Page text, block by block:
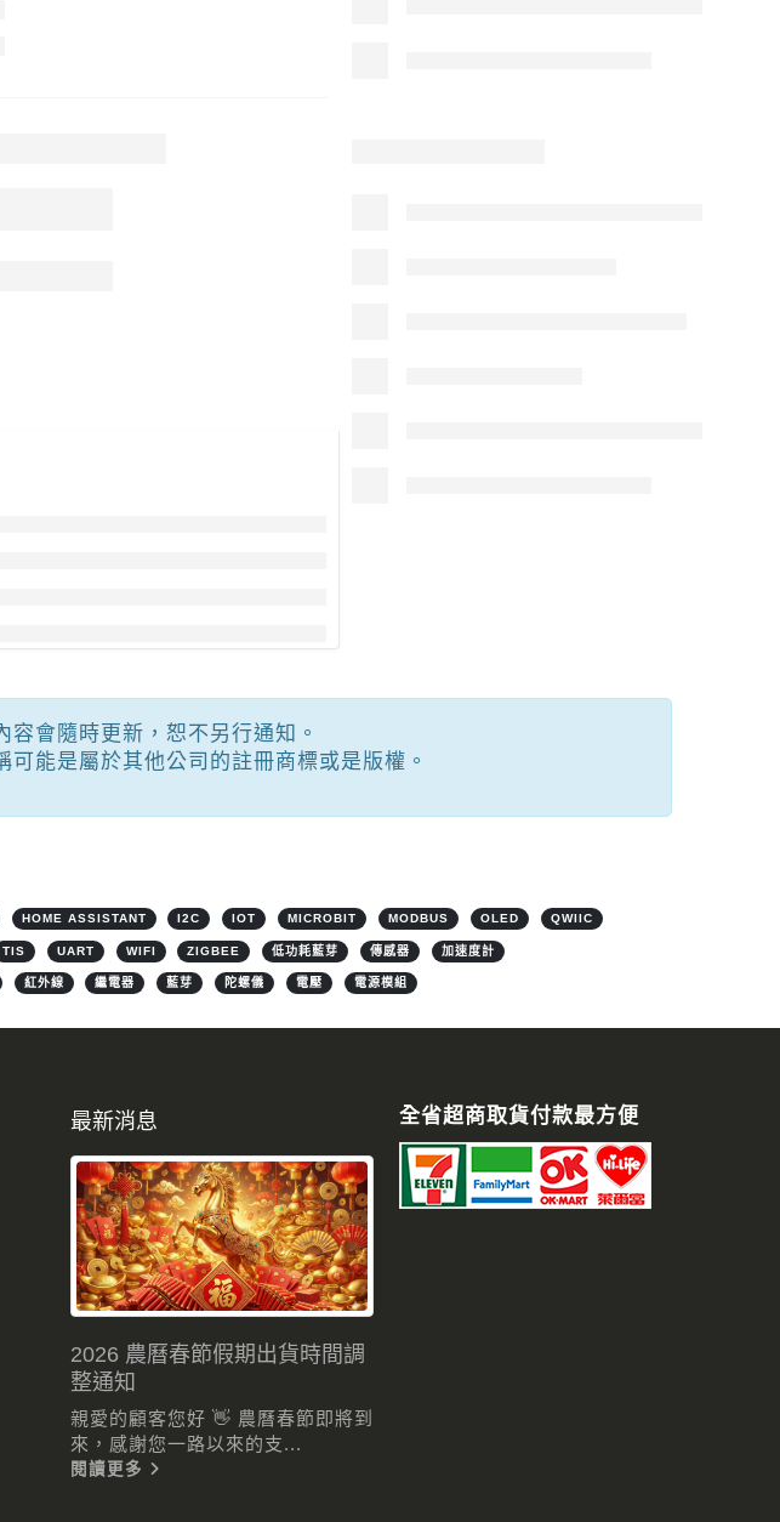
會隨時更新，恕不另行通知。
能是屬於其他公司的註冊商標或是版權。
HOME ASSISTANT I2C IOT MICROBIT MODBUS OLED QWIIC
TIS UART WIFI ZIGBEE 低功耗藍芽 傳感器 加速度計
紅外線 繼電器 藍芽 陀螺儀 電壓 電源模組
最新消息
2026 農曆春節假期出貨時間調
整通知
親愛的顧客您好 👋 農曆春節即將到
來，感謝您一路以來的支...
閱讀更多
全省超商取貨付款最方便